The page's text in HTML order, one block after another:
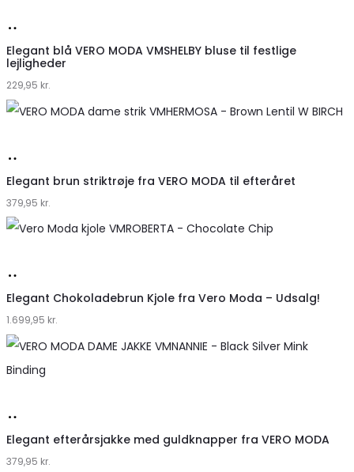
hos
Klædeskabet.dk
Elegant blå VERO MODA VMSHELBY bluse til festlige
lejligheder
229,95 kr.
hos
Klædeskabet.dk
Elegant brun striktrøje fra VERO MODA til efteråret
379,95 kr.
hos
Klædeskabet.dk
Elegant Chokoladebrun Kjole fra Vero Moda – Udsalg!
1.699,95 kr.
hos
Klædeskabet.dk
Elegant efterårsjakke med guldknapper fra VERO MODA
379,95 kr.